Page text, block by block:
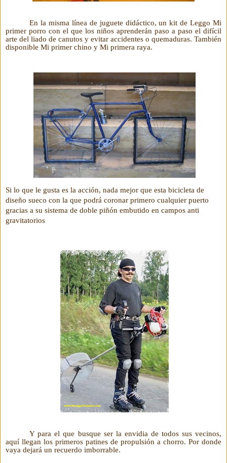
En la misma línea de juguete didáctico, un kit de Leggo Mi
primer porro con el que los niños aprenderán paso a paso el difícil
arte del liado de canutos y evitar accidentes o quemaduras. También
disponible Mi primer chino y Mi primera raya.
Si lo que le gusta es la acción, nada mejor que esta bicicleta de
diseño sueco con la que podrá coronar primero cualquier puerto
gracias a su sistema de doble piñón embutido en campos anti
gravitatorios
Y para el que busque ser la envidia de todos sus vecinos,
aquí llegan los primeros patines de propulsión a chorro. Por donde
vaya dejará un recuerdo imborrable.